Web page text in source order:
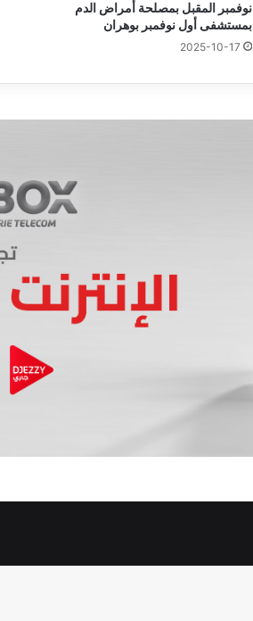
نوفمبر المقبل بمصلحة أمراض الدم
بمستشفى أول نوفمبر بوهران
2025-10-17